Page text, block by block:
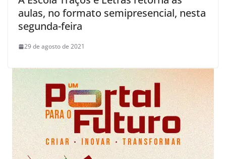
aulas, no formato semipresencial, nesta
segunda-feira
29 de agosto de 2021